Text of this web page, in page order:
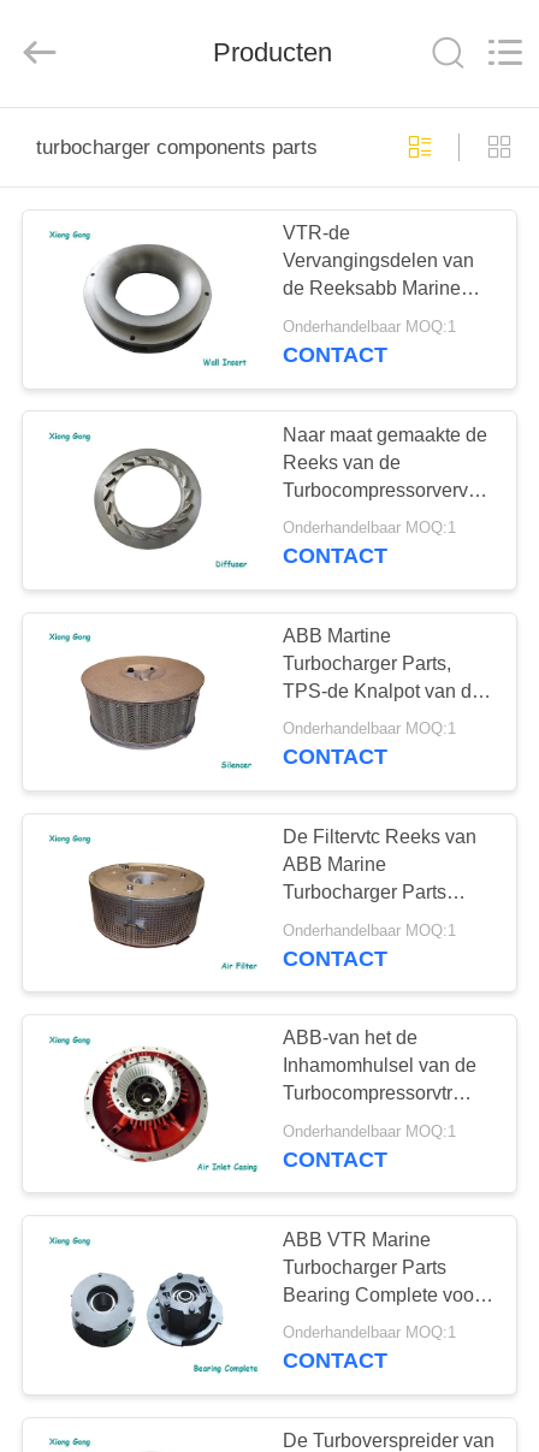
PRODUCTEN
ONGEVEER
FABRIEKSREIS
KWALITEITSCONTROLE
CONTACTEER
ONS
NIEUWS
SITEMAP
PRIVACY
POLICY
Electrical
Producten
turbocharger components parts
VTR-de
Vervangingsdelen van
de Reeksabb Marine
Turbocharger Parts Wall
Insert Turbocompressor
Onderhandelbaar MOQ:1
CONTACT
Naar maat gemaakte de
Reeks van de
TPS van de
turbocompressorverspreider
Onderhandelbaar MOQ:1
CONTACT
ABB Martine
Turbocharger Parts,
TPS-de Knalpot van de
Reeksturbocompressor
Onderhandelbaar MOQ:1
CONTACT
De Filtervtc Reeks van
ABB Marine
Turbocharger Parts
Turbocharger Air 1
Jaargarantie
Onderhandelbaar MOQ:1
CONTACT
ABB-van het de
Inhamomhulsel van de
Turbocompressorvtr
Lucht de
Onderhandelbaar MOQ:1
CONTACT
ABB VTR Marine
Turbocharger Parts
Bearing Complete voor
Schipdieselmotor
Onderhandelbaar MOQ:1
CONTACT
De Turboverspreider van